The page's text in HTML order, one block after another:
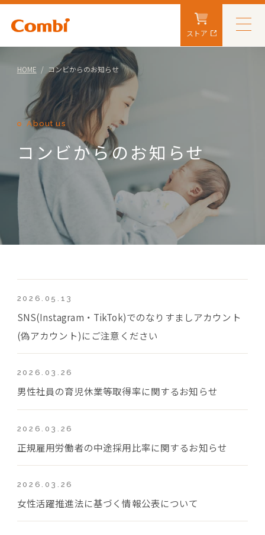
ストア
HOME コンビからのお知らせ
About us
コンビからのお知らせ
2026.05.13
SNS(Instagram・TikTok)でのなりすましアカウント
(偽アカウント)にご注意ください
2026.03.26
男性社員の育児休業等取得率に関するお知らせ
2026.03.26
正規雇用労働者の中途採用比率に関するお知らせ
2026.03.26
女性活躍推進法に基づく情報公表について